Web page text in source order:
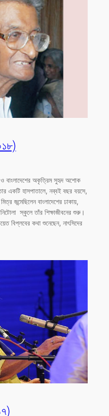
ও বাংলাদেশের অকৃত্রিম সুহৃদ অশোক
একটি হাসপাতালে, নব্বই বছর বয়সে,
জন্মেছিলেন বাংলাদেশের ঢাকায়,
স্কুলে তাঁর শিক্ষাজীবনের শুরু।
বিপ্লবের কথা শুনেছেন, নাৎসিদের